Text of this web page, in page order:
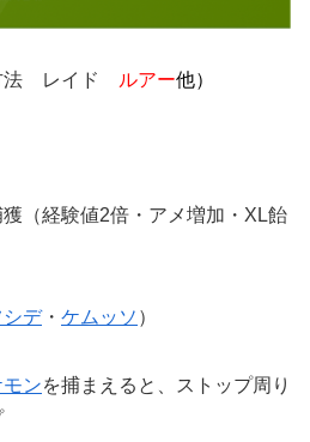
法 レイド ルアー他）
獲（経験値2倍・アメ増加・XL飴
シデ・ ケムッソ ）
ンを捕まえると、ストップ周り